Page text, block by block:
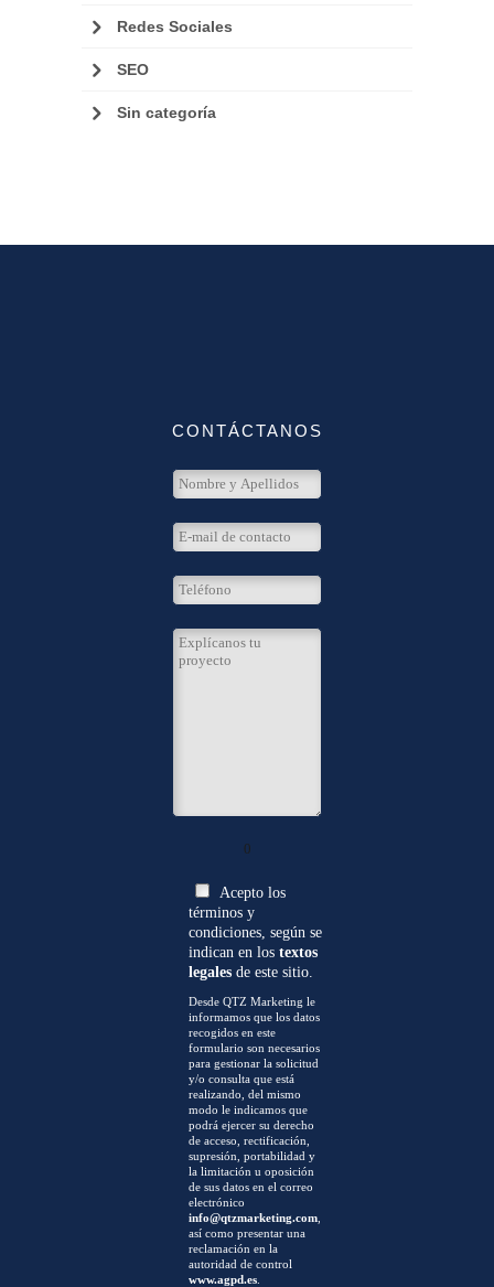
Redes Sociales
SEO
Sin categoría
CONTÁCTANOS
0
Acepto los
términos y
condiciones, según se
indican en los textos
legalesde este sitio.
Desde QTZ Marketing le
informamos que los datos
recogidos en este
formulario son necesarios
para gestionar la solicitud
y/o consulta que está
realizando, del mismo
modo le indicamos que
podrá ejercer su derecho
de acceso, rectificación,
supresión, portabilidad y
la limitación u oposición
de sus datos en el correo
electrónico
info@qtzmarketing.com,
así como presentar una
reclamación en la
autoridad de control
www.agpd.es.